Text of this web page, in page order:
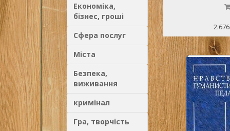
Економіка,
бізнес, гроші
Сфера послуг
Міста
Безпека,
виживання
кримінал
Гра, творчість
собственности»
определяющее
международные
меньшей мере до
французской
Династические
в это время,
средневековых
степенью и
власти, но не ее
логикой.
произошли
были связаны с
современных
капитализма.
международных
возникла только